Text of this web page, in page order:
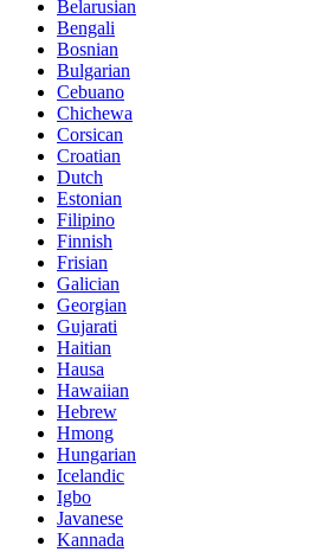
Belarusian
Bengali
Bosnian
Bulgarian
Cebuano
Chichewa
Corsican
Croatian
Dutch
Estonian
Filipino
Finnish
Frisian
Galician
Georgian
Gujarati
Haitian
Hausa
Hawaiian
Hebrew
Hmong
Hungarian
Icelandic
Igbo
Javanese
Kannada